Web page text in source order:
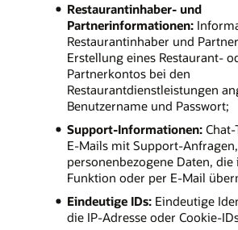
Restaurantinhaber- und
Partnerinformationen:
Restaurantinhaber und
Erstellung eines Restaurant-
Partnerkontos bei den
Restaurantdienstleistungen
Benutzername und Passwort;
Support-Informationen:Chat-
E-Mails mit Support-Anfragen,
personenbezogene Daten, die
Funktion oder per E-Mail
Eindeutige IDs:Eindeutige
die IP-Adresse oder Cookie-